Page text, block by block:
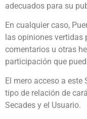
adecuados para su
En cualquier caso,
las opiniones vertidas
comentarios u otras
participación que
El mero acceso a
tipo de relación de
Secades y el Usuario.